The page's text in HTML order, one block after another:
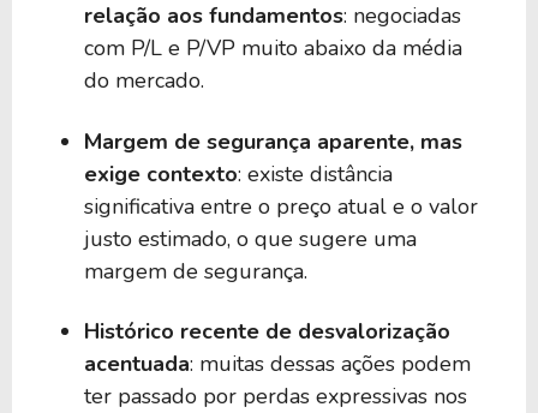
relação aos fundamentos: negociadas
com P/L e P/VP muito abaixo da média
do mercado.
Margem de segurança aparente, mas
exige contexto: existe distância
significativa entre o preço atual e o valor
justo estimado, o que sugere uma
margem de segurança.
Histórico recente de desvalorização
acentuada: muitas dessas ações podem
ter passado por perdas expressivas nos